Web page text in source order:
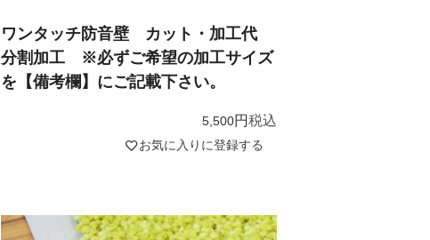
ワンタッチ防音壁 カット・加工代
分割加工 ※必ずご希望の加工サイズ
を【備考欄】にご記載下さい。
5,500 税込
お気に入りに登録する